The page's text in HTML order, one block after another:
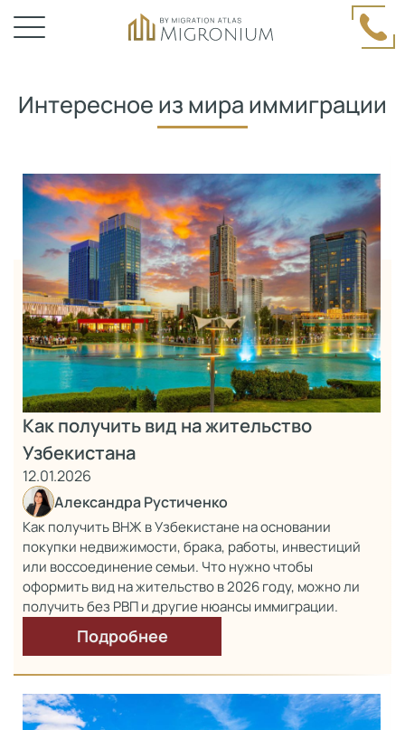
Интересное из мира иммиграции
Как получить вид на жительство
Узбекистана
12.01.2026
Александра Рустиченко
Как получить ВНЖ в Узбекистане на основании
покупки недвижимости, брака, работы, инвестиций
или воссоединение семьи. Что нужно чтобы
оформить вид на жительство в 2026 году, можно ли
получить без РВП и другие нюансы иммиграции.
Подробнее